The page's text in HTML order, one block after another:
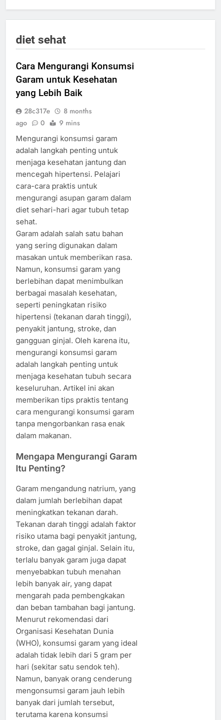
diet sehat
Cara Mengurangi Konsumsi
Garam untuk Kesehatan
yang Lebih Baik
28c317e
8 months
ago
0 9 mins
Mengurangi konsumsi garam
adalah langkah penting untuk
menjaga kesehatan jantung dan
mencegah hipertensi. Pelajari
cara-cara praktis untuk
mengurangi asupan garam dalam
diet sehari-hari agar tubuh tetap
sehat.
Garam adalah salah satu bahan
yang sering digunakan dalam
masakan untuk memberikan rasa.
Namun, konsumsi garam yang
berlebihan dapat menimbulkan
berbagai masalah kesehatan,
seperti peningkatan risiko
hipertensi (tekanan darah tinggi),
penyakit jantung, stroke, dan
gangguan ginjal. Oleh karena itu,
mengurangi konsumsi garam
adalah langkah penting untuk
menjaga kesehatan tubuh secara
keseluruhan. Artikel ini akan
memberikan tips praktis tentang
cara mengurangi konsumsi garam
tanpa mengorbankan rasa enak
dalam makanan.
Mengapa Mengurangi Garam
Itu Penting?
Garam mengandung natrium, yang
dalam jumlah berlebihan dapat
meningkatkan tekanan darah.
Tekanan darah tinggi adalah faktor
risiko utama bagi penyakit jantung,
stroke, dan gagal ginjal. Selain itu,
terlalu banyak garam juga dapat
menyebabkan tubuh menahan
lebih banyak air, yang dapat
mengarah pada pembengkakan
dan beban tambahan bagi jantung.
Menurut rekomendasi dari
Organisasi Kesehatan Dunia
(WHO), konsumsi garam yang ideal
adalah tidak lebih dari 5 gram per
hari (sekitar satu sendok teh).
Namun, banyak orang cenderung
mengonsumsi garam jauh lebih
banyak dari jumlah tersebut,
terutama karena konsumsi